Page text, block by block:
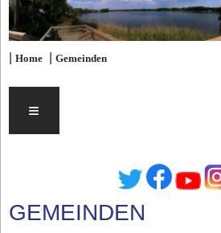
|Home |Gemeinden
≡
GEMEINDEN